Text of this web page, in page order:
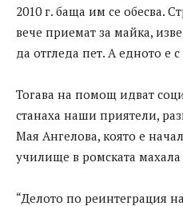
2010 г. баща им се обесва.
вече приемат за майка,
да отгледа пет. А едното е
Тогава на помощ идват
станаха наши приятели,
Мая Ангелова, която е
училище в ромската
“Делото по реинтеграция